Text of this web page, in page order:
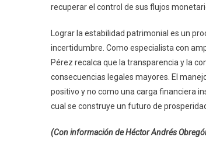
recuperar el control de sus flujos
Lograr la estabilidad patrimonial es un
incertidumbre. Como especialista con
Pérez recalca que la transparencia y la
consecuencias legales mayores. El
positivo y no como una carga financiera
cual se construye un futuro de
(Con información de Héctor Andrés